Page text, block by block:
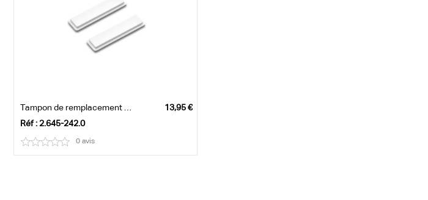
Tampon de remplacement pour capteur Sens...
Réf : 2.645-242.0
0 avis